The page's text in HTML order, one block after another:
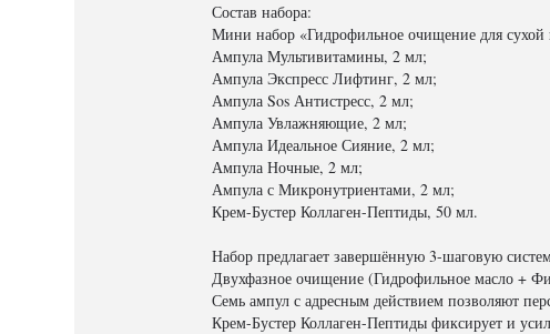
Состав набора:
Мини набор «Гидрофильное очищение для
Ампула Мультивитамины, 2 мл;
Ампула Экспресс Лифтинг, 2 мл;
Ампула Sos Антистресс, 2 мл;
Ампула Увлажняющие, 2 мл;
Ампула Идеальное Сияние, 2 мл;
Ампула Ночные, 2 мл;
Ампула с Микронутриентами, 2 мл;
Крем-Бустер Коллаген-Пептиды, 50 мл.
Набор предлагает завершённую 3-шаговую
Двухфазное очищение (Гидрофильное масло +
Семь ампул с адресным действием позволяют
Крем-Бустер Коллаген-Пептиды фиксирует и